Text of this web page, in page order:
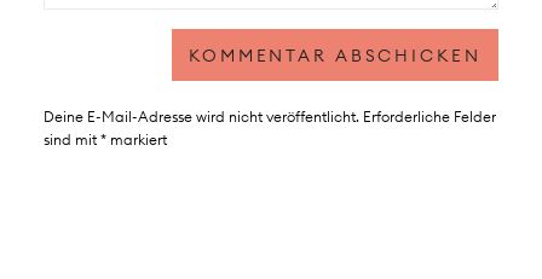
Deine E-Mail-Adresse wird nicht veröffentlicht. Erforderliche Felder
sind mit *markiert